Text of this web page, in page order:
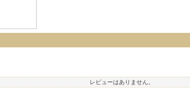
レビューはありません。